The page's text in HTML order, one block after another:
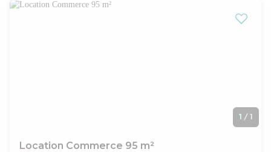
1 / 1
Location Commerce 95 m²